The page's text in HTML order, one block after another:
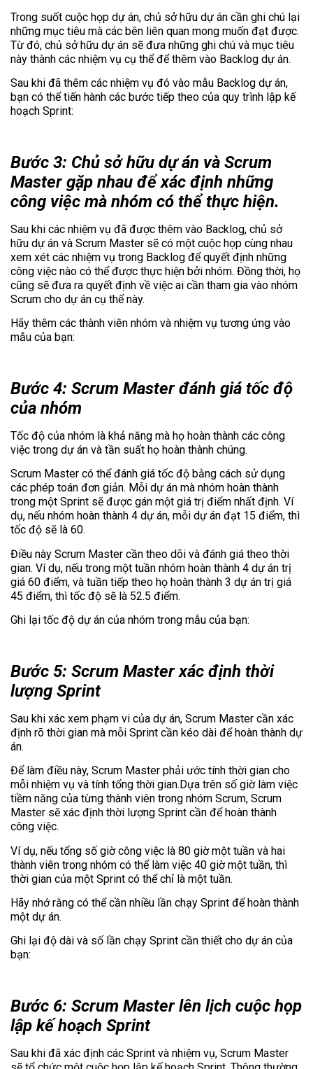
Trong suốt cuộc họp dự án, chủ sở hữu dự án cần ghi chú lại
những mục tiêu mà các bên liên quan mong muốn đạt được.
Từ đó, chủ sở hữu dự án sẽ đưa những ghi chú và mục tiêu
này thành các nhiệm vụ cụ thể để thêm vào Backlog dự án.
Sau khi đã thêm các nhiệm vụ đó vào mẫu Backlog dự án,
bạn có thể tiến hành các bước tiếp theo của quy trình lập kế
hoạch Sprint:
Bước 3: Chủ sở hữu dự án và Scrum
Master gặp nhau để xác định những
công việc mà nhóm có thể thực hiện.
Sau khi các nhiệm vụ đã được thêm vào Backlog, chủ sở
hữu dự án và Scrum Master sẽ có một cuộc họp cùng nhau
xem xét các nhiệm vụ trong Backlog để quyết định những
công việc nào có thể được thực hiện bởi nhóm. Đồng thời, họ
cũng sẽ đưa ra quyết định về việc ai cần tham gia vào nhóm
Scrum cho dự án cụ thể này.
Hãy thêm các thành viên nhóm và nhiệm vụ tương ứng vào
mẫu của bạn:
Bước 4: Scrum Master đánh giá tốc độ
của nhóm
Tốc độ của nhóm là khả năng mà họ hoàn thành các công
việc trong dự án và tần suất họ hoàn thành chúng.
Scrum Master có thể đánh giá tốc độ bằng cách sử dụng
các phép toán đơn giản. Mỗi dự án mà nhóm hoàn thành
trong một Sprint sẽ được gán một giá trị điểm nhất định. Ví
dụ, nếu nhóm hoàn thành 4 dự án, mỗi dự án đạt 15 điểm, thì
tốc độ sẽ là 60.
Điều này Scrum Master cần theo dõi và đánh giá theo thời
gian. Ví dụ, nếu trong một tuần nhóm hoàn thành 4 dự án trị
giá 60 điểm, và tuần tiếp theo họ hoàn thành 3 dự án trị giá
45 điểm, thì tốc độ sẽ là 52.5 điểm.
Ghi lại tốc độ dự án của nhóm trong mẫu của bạn:
Bước 5: Scrum Master xác định thời
lượng Sprint
Sau khi xác xem phạm vi của dự án, Scrum Master cần xác
định rõ thời gian mà mỗi Sprint cần kéo dài để hoàn thành dự
án.
Để làm điều này, Scrum Master phải ước tính thời gian cho
mỗi nhiệm vụ và tính tổng thời gian.Dựa trên số giờ làm việc
tiềm năng của từng thành viên trong nhóm Scrum, Scrum
Master sẽ xác định thời lượng Sprint cần để hoàn thành
công việc.
Ví dụ, nếu tổng số giờ công việc là 80 giờ một tuần và hai
thành viên trong nhóm có thể làm việc 40 giờ một tuần, thì
thời gian của một Sprint có thể chỉ là một tuần.
Hãy nhớ rằng có thể cần nhiều lần chạy Sprint để hoàn thành
một dự án.
Ghi lại độ dài và số lần chạy Sprint cần thiết cho dự án của
bạn:
Bước 6: Scrum Master lên lịch cuộc họp
lập kế hoạch Sprint
Sau khi đã xác định các Sprint và nhiệm vụ, Scrum Master